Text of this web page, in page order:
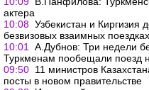
актера
10:08 Узбекистан и Киргизия
безвизовых взаимных
10:01
А.Дубнов: Три недели
Туркменам пообещали поезд
09:50 11 министров
посты в новом правительстве